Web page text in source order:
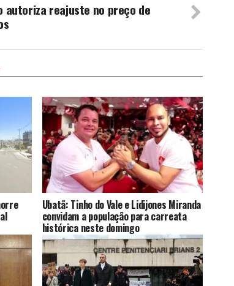
autoriza reajuste no preço de
Ubatã: Tinho do Vale e Lidijones Miranda
convidam a população para carreata
histórica neste domingo